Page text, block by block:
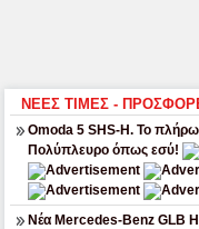
ΝΕΕΣ ΤΙΜΕΣ -
Omoda 5 SHS-H. Το
Πολύπλευρο όπως εσύ!
Νέα Mercedes-Benz GLB